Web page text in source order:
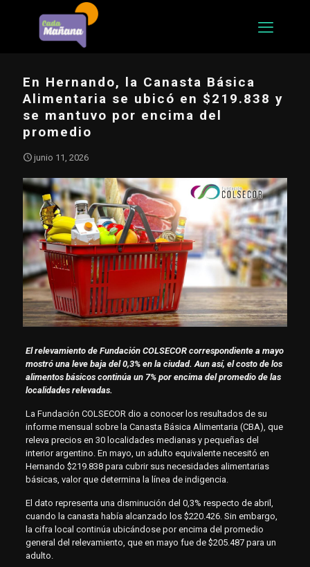
En Hernando, la Canasta Básica
Alimentaria se ubicó en $219.838 y
se mantuvo por encima del
promedio
junio 11, 2026
El relevamiento de Fundación COLSECOR correspondiente a mayo
mostró una leve baja del 0,3% en la ciudad. Aun así, el costo de los
alimentos básicos continúa un 7% por encima del promedio de las
localidades relevadas.
La Fundación COLSECOR dio a conocer los resultados de su
informe mensual sobre la Canasta Básica Alimentaria (CBA), que
releva precios en 30 localidades medianas y pequeñas del
interior argentino. En mayo, un adulto equivalente necesitó en
Hernando $219.838 para cubrir sus necesidades alimentarias
básicas, valor que determina la línea de indigencia.
El dato representa una disminución del 0,3% respecto de abril,
cuando la canasta había alcanzado los $220.426. Sin embargo,
la cifra local continúa ubicándose por encima del promedio
general del relevamiento, que en mayo fue de $205.487 para un
adulto.